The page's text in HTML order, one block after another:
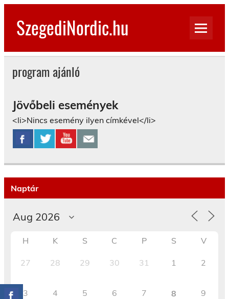
Skip
contentSzegediNordic.hu
program ajánló
Jövőbeli események
<li>Nincs esemény ilyen címkével</li>
Naptár
H K S C P S V
27 28 29 30 31 1 2
3 4 5 6 7 8 9